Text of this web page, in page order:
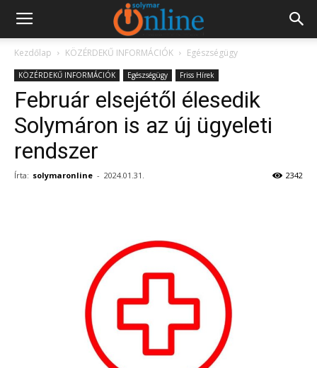
Kezdőlap KÖZÉRDEKŰ INFORMÁCIÓK Egészségügy
KÖZÉRDEKŰ INFORMÁCIÓK Egészségügy Friss Hírek
Február elsejétől élesedik
Solymáron is az új ügyeleti
rendszer
Írta: solymaronline - 2024.01.31. 2342